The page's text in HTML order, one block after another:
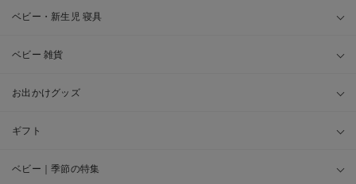
ベビー・新生児 寝具
ベビー 雑貨
お出かけグッズ
ギフト
ベビー｜季節の特集